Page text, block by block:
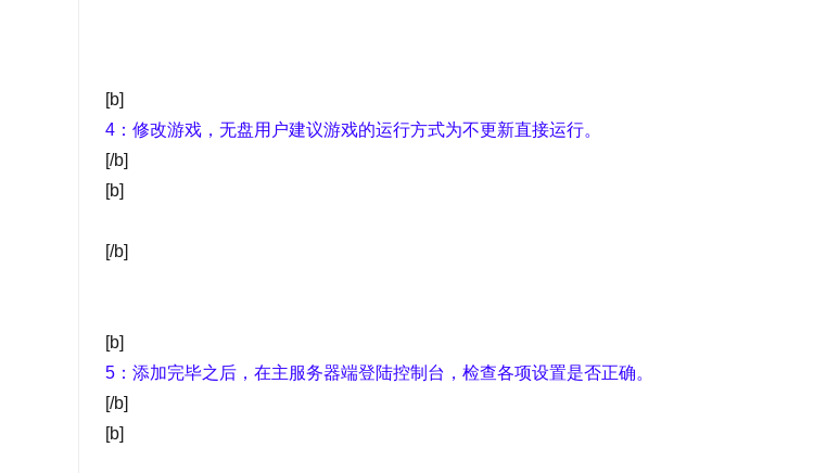
[b]
4：修改游戏，无盘用户建议游戏的运行方式为不更新直接运行。
[/b]
[b]
[/b]
[b]
5：添加完毕之后，在主服务器端登陆控制台，检查各项设置是否正确。
[/b]
[b]